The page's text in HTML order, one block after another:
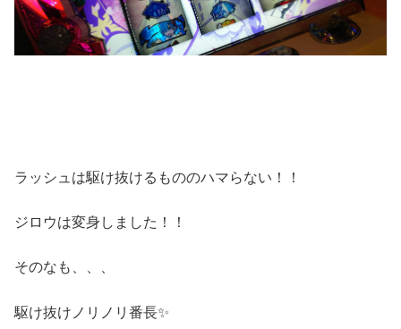
ラッシュは駆け抜けるもののハマらない！！
ジロウは変身しました！！
そのなも、、、
駆け抜けノリノリ番長✨